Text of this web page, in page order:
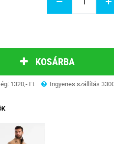
KOSÁRBA
1320,- Ft Ingyenes szállítás